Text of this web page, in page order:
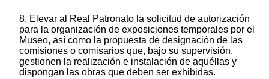
8. Elevar al Real Patronato la solicitud de autorización
para la organización de exposiciones temporales por el
Museo, así como la propuesta de designación de las
comisiones o comisarios que, bajo su supervisión,
gestionen la realización e instalación de aquéllas y
dispongan las obras que deben ser exhibidas.